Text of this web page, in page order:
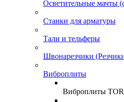
Осветительные мачты
Станки для арматуры
Тали и тельферы
Швонарезчики
Виброплиты
Виброплиты TOR